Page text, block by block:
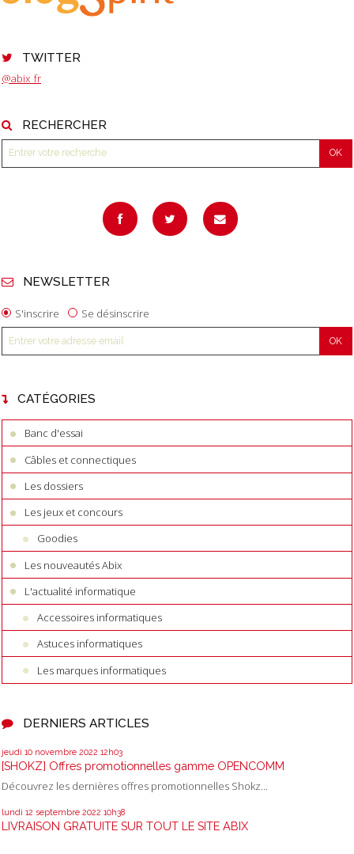
TWITTER
@abix_fr
RECHERCHER
NEWSLETTER
S'inscrire Se désinscrire
CATÉGORIES
Banc d'essai
Câbles et connectiques
Les dossiers
Les jeux et concours
Goodies
Les nouveautés Abix
L'actualité informatique
Accessoires informatiques
Astuces informatiques
Les marques informatiques
DERNIERS ARTICLES
jeudi 10 novembre 2022 12h03
[SHOKZ] Offres promotionnelles gamme OPENCOMM
Découvrez les dernières offres promotionnelles Shokz...
lundi 12 septembre 2022 10h38
LIVRAISON GRATUITE SUR TOUT LE SITE ABIX